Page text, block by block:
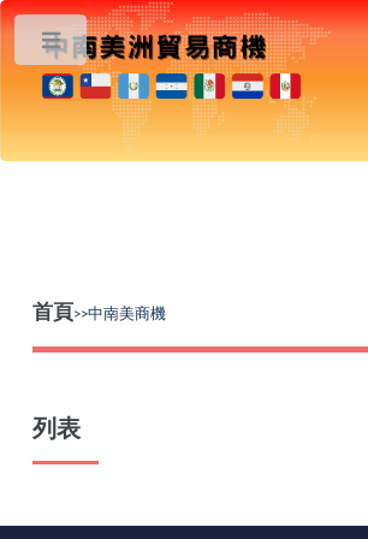
首頁 >>中南美商機
列表
Toggle